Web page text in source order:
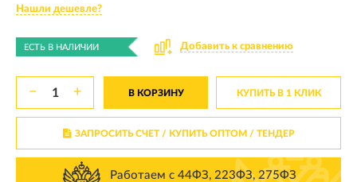
Нашли дешевле?
ЕСТЬ В НАЛИЧИИ Добавить к сравнению
− + В КОРЗИНУ КУПИТЬ В 1 КЛИК
ЗАПРОСИТЬ СЧЕТ / КУПИТЬ ОПТОМ/ ТЕНДЕР
Работаем с 44ФЗ, 223ФЗ, 275ФЗ